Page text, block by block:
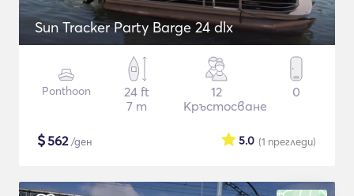
Sun Tracker Party Barge 24 dlx
Ponthoon
24 ft
7 m
12
Кръстосване
0
$562/ден (1 прегледи)
5.0